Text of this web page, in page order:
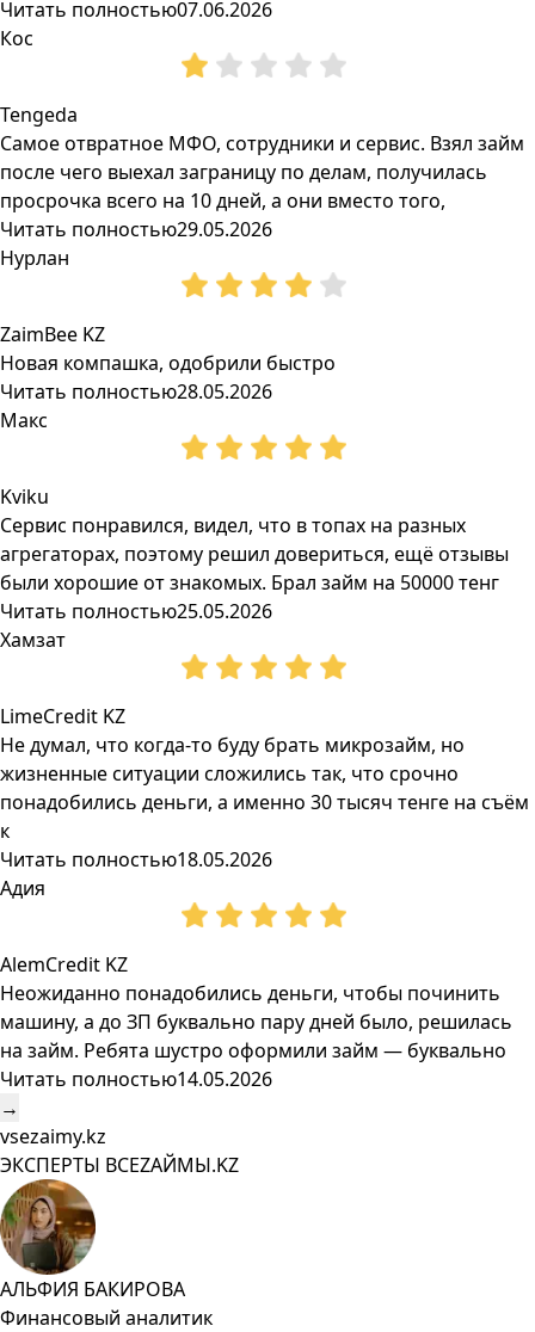
Читать полностью07.06.2026
Кос
Tengeda
Самое отвратное МФО, сотрудники и сервис. Взял займ
после чего выехал заграницу по делам, получилась
просрочка всего на 10 дней, а они вместо того,
Читать полностью29.05.2026
Нурлан
ZaimBee KZ
Новая компашка, одобрили быстро
Читать полностью28.05.2026
Макс
Kviku
Сервис понравился, видел, что в топах на разных
агрегаторах, поэтому решил довериться, ещё отзывы
были хорошие от знакомых. Брал займ на 50000 тенг
Читать полностью25.05.2026
Хамзат
LimeCredit KZ
Не думал, что когда-то буду брать микрозайм, но
жизненные ситуации сложились так, что срочно
понадобились деньги, а именно 30 тысяч тенге на съём
к
Читать полностью18.05.2026
Адия
AlemCredit KZ
Неожиданно понадобились деньги, чтобы починить
машину, а до ЗП буквально пару дней было, решилась
на займ. Ребята шустро оформили займ — буквально
Читать полностью14.05.2026
→
vsezaimy.kz
ЭКСПЕРТЫ ВСЕZAЙМЫ.KZ
АЛЬФИЯ БАКИРОВА
Финансовый аналитик